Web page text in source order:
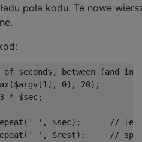
pola kodu. Te nowe
of seconds, between (and
0), 20);
* $sec;
', $sec);      // left
', $rest);     //